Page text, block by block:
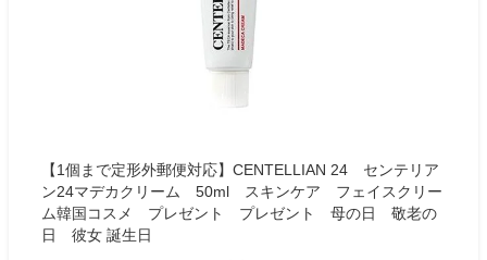
【1個まで定形外郵便対応】CENTELLIAN 24 センテリア
ン24マデカクリーム 50ml スキンケア フェイスクリー
ム韓国コスメ プレゼント プレゼント 母の日 敬老の
日 彼女 誕生日